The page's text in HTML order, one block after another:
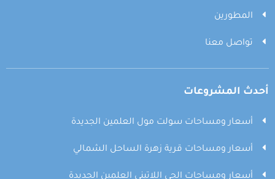
المطورين
تواصل معنا
أحدث المشروعات
أسعار ومساحات سولت مول العلمين الجديدة
أسعار ومساحات قرية زهرة الساحل الشمالي
أسعار ومساحات الحي اللاتيني العلمين الجديدة